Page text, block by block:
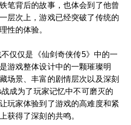
笔背后的故事，也体会到了他曾
层次上，游戏已经突破了传统的
性的体验。
仅仅是《仙剑奇侠传5》中的一
游戏整体设计中的一颗璀璨明
场景、丰富的剧情层次以及深刻
成为了玩家记忆中不可磨灭的
玩家体验到了游戏的高难度和紧
获得了深刻的共鸣。